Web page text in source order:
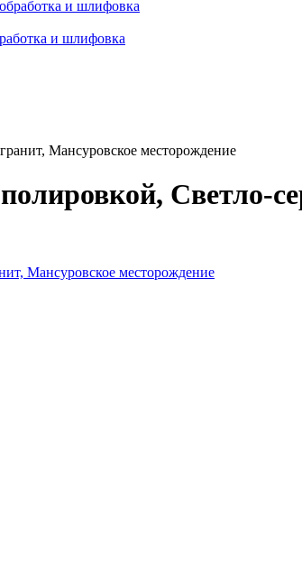
и шлифовка
Мансуровское месторождение
Светло-